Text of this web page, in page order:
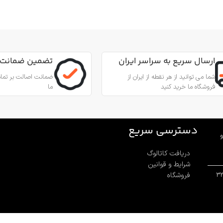
افقی و
فولاد ضد زنگ
بادامک درونی
آلیاژ آلومینیوم و فولاد ضد زنگ 316
قطر طناب
وزن
مناسب
جنس
وزن
ارسال سریع به سراسر ایران
شما می توانید از هر نقطه از ایران از
فروشگاه ما خرید کنید
تضمین
ضمانت اصالت بر
ما
دسترسی سریع
دریافت کاتالوگ
شرایط و قوانین
فروشگاه